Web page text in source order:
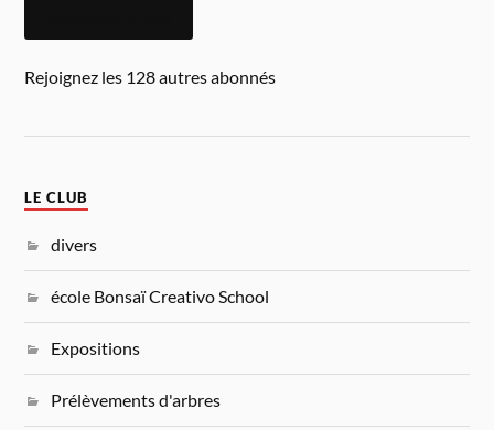
Rejoignez les 128 autres abonnés
LE CLUB
divers
école Bonsaï Creativo School
Expositions
Prélèvements d'arbres